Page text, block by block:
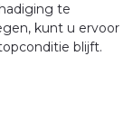
te
kunt u ervoor
blijft.